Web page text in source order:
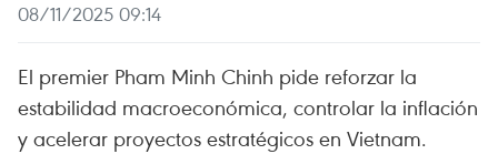
08/11/2025 09:14
El premier Pham Minh Chinh pide reforzar la
estabilidad macroeconómica, controlar la inflación
y acelerar proyectos estratégicos en Vietnam.